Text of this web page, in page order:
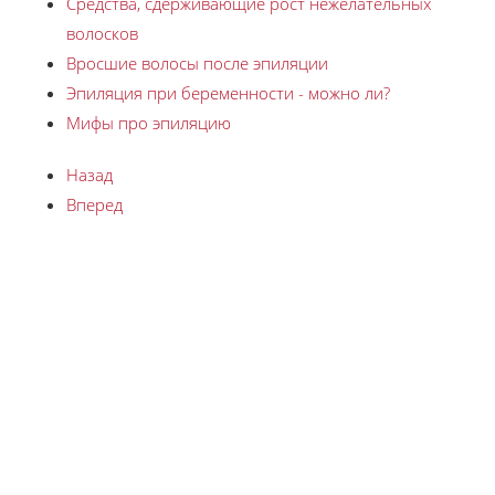
волосков
Вросшие волосы после эпиляции
Эпиляция при беременности - можно ли?
Мифы про эпиляцию
Назад
Вперед